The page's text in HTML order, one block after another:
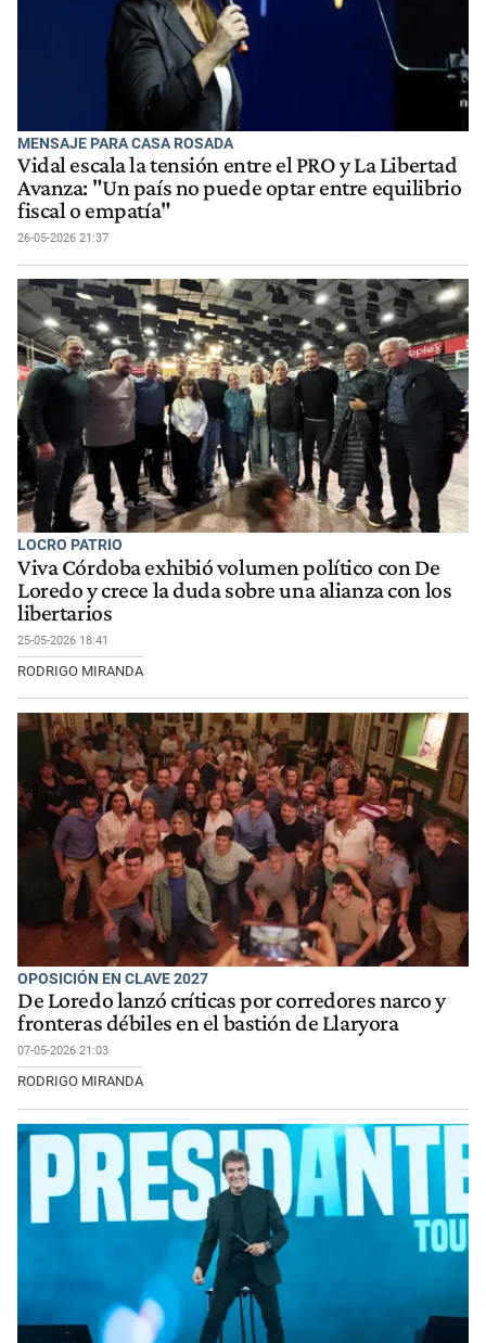
MENSAJE PARA CASA ROSADA
Vidal escala la tensión entre el PRO y La Libertad
Avanza: "Un país no puede optar entre equilibrio
fiscal o empatía"
26-05-2026 21:37
LOCRO PATRIO
Viva Córdoba exhibió volumen político con De
Loredo y crece la duda sobre una alianza con los
libertarios
25-05-2026 18:41
RODRIGO MIRANDA
OPOSICIÓN EN CLAVE 2027
De Loredo lanzó críticas por corredores narco y
fronteras débiles en el bastión de Llaryora
07-05-2026 21:03
RODRIGO MIRANDA